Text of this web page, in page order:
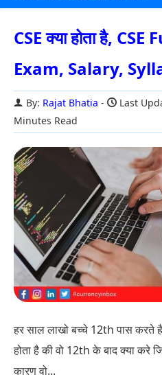
CSE क्या होता है,
Exam, Salary,
By: Rajat Bhatia Last
Minutes Read
हर साल लाखो बच्चे 12th पास करते
होता है की वो 12th के बाद क्या करे
कारण वो...